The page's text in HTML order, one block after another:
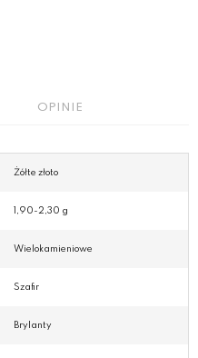
OPINIE
Żółte złoto
1,90-2,30 g
Wielokamieniowe
Szafir
Brylanty